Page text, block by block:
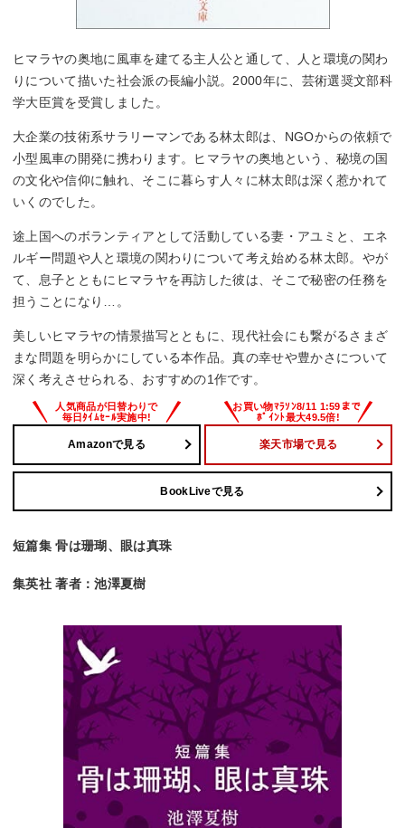
ヒマラヤの奥地に風車を建てる主人公と通して、人と環境の関わ
りについて描いた社会派の長編小説。2000年に、芸術選奨文部科
学大臣賞を受賞しました。
大企業の技術系サラリーマンである林太郎は、NGOからの依頼で
小型風車の開発に携わります。ヒマラヤの奥地という、秘境の国
の文化や信仰に触れ、そこに暮らす人々に林太郎は深く惹かれて
いくのでした。
途上国へのボランティアとして活動している妻・アユミと、エネ
ルギー問題や人と環境の関わりについて考え始める林太郎。やが
て、息子とともにヒマラヤを再訪した彼は、そこで秘密の任務を
担うことになり…。
美しいヒマラヤの情景描写とともに、現代社会にも繋がるさまざ
まな問題を明らかにしている本作品。真の幸せや豊かさについて
深く考えさせられる、おすすめの1作です。
Amazonで見る 楽天市場で見る
BookLiveで見る
短篇集 骨は珊瑚、眼は真珠
集英社 著者：池澤夏樹